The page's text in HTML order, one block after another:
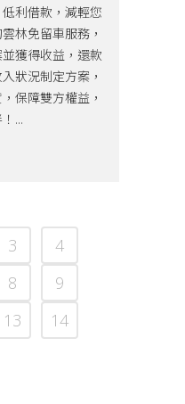
利借款，減輕您
林免留車服務，
獲得收益，還款
狀況制定方案，
保障雙方權益，
...
3
4
8
9
13
14